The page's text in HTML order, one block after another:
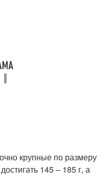
крупные по размеру
145 – 185 г, а